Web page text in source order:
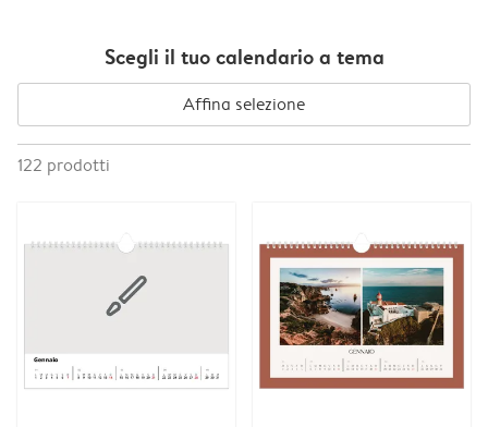
Scegli il tuo calendario a tema
Affina selezione
122 prodotti